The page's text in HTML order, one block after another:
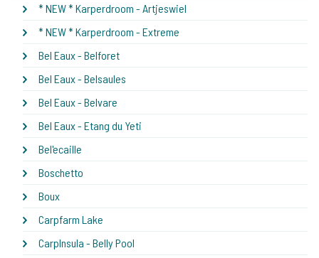
* NEW * Karperdroom - Artjeswiel
* NEW * Karperdroom - Extreme
Bel Eaux - Belforet
Bel Eaux - Belsaules
Bel Eaux - Belvare
Bel Eaux - Etang du Yeti
Bel'ecaille
Boschetto
Boux
Carpfarm Lake
CarpInsula - Belly Pool